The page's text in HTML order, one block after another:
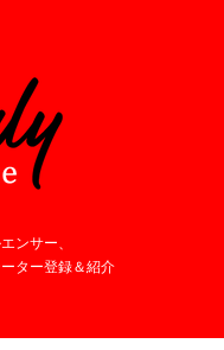
ンサー、
ター登録＆紹介